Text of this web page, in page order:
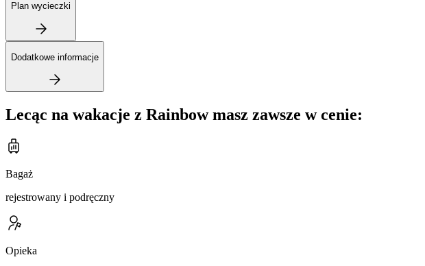
Plan wycieczki
Dodatkowe informacje
Lecąc na wakacje z Rainbow masz zawsze w cenie:
Bagaż
rejestrowany i podręczny
Opieka